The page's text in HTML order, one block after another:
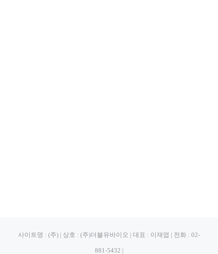
사이트명 : (주) | 상호 : (주)더블유바이오 | 대표 : 이재엽 | 전화 : 02-
881-5432 |